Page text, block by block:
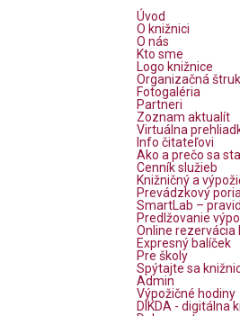
Úvod
O knižnici
O nás
Kto sme
Logo knižnice
Organizačná
Fotogaléria
Partneri
Zoznam aktualít
Virtuálna
Info čitateľovi
Ako a prečo sa
Cenník služieb
Knižničný a
Prevádzkový
SmartLab –
Predlžovanie
Online rezervácia
Expresný balíček
Pre školy
Spýtajte sa
Admin
Výpožičné hodiny
DIKDA - digitálna